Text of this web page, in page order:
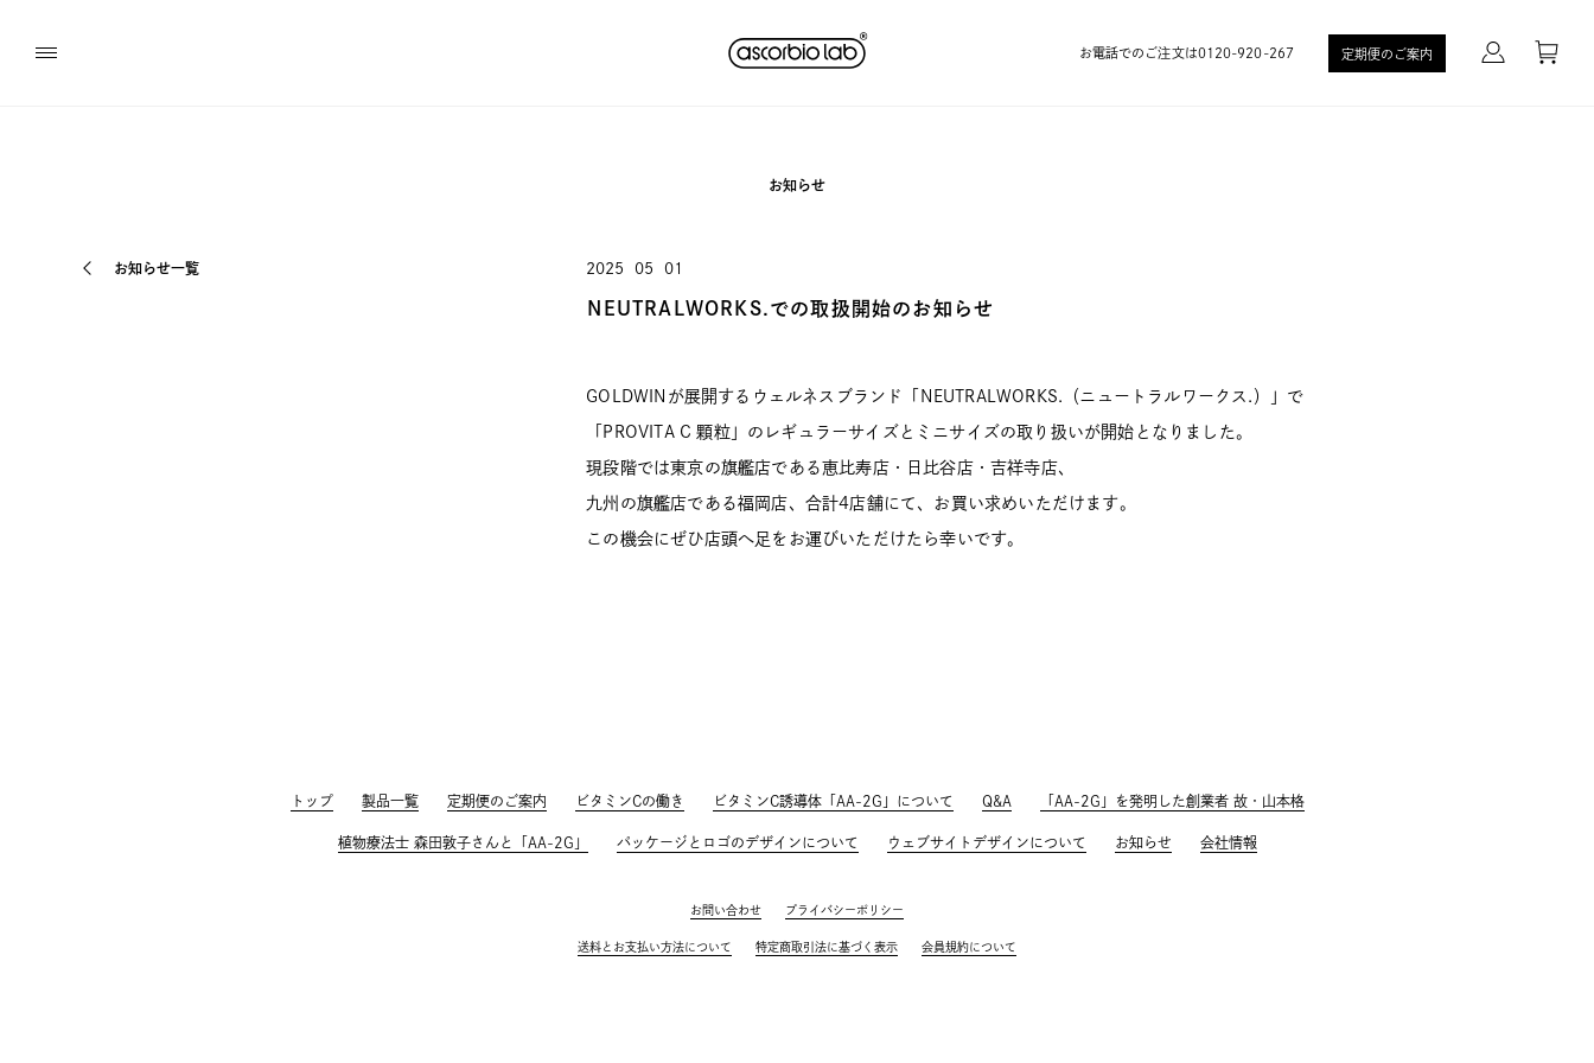
お電話でのご注文は0120-920-267 定期便のご案内
お知らせ
お知らせ一覧 2025 05 01
NEUTRALWORKS.での取扱開始のお知らせ
GOLDWINが展開するウェルネスブランド「NEUTRALWORKS.（ニュートラルワークス.）」で
「PROVITA C 顆粒」のレギュラーサイズとミニサイズの取り扱いが開始となりました。
現段階では東京の旗艦店である恵比寿店・日比谷店・吉祥寺店、
九州の旗艦店である福岡店、合計4店舗にて、お買い求めいただけます。
この機会にぜひ店頭へ足をお運びいただけたら幸いです。
トップ 製品一覧 定期便のご案内 ビタミンCの働き ビタミンC誘導体「AA-2G」について Q&A 「AA-2G」を発明した創業者 故・山本格
植物療法士 森田敦子さんと「AA-2G」 パッケージとロゴのデザインについて ウェブサイトデザインについて お知らせ 会社情報
お問い合わせ プライバシーポリシー
送料とお支払い方法について 特定商取引法に基づく表示 会員規約について